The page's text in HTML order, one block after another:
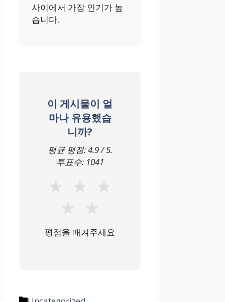
사이에서 가장 인기가 높
습니다.
이 게시물이 얼
마나 유용했습
니까?
평균 평점:4.9/ 5.
투표수: 1041
★ ★
★
★
★
평점을 매겨주세요